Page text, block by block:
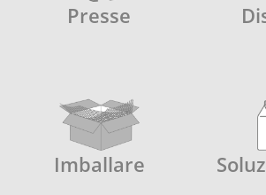
Presse
Imballare